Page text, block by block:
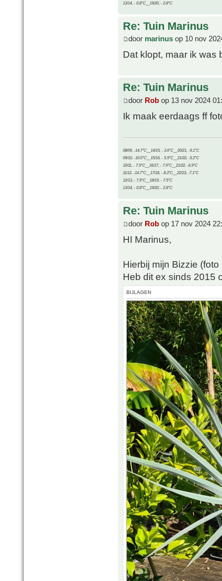
13/14, - 0.8°C__19/20, - 2.8°C
Re: Tuin Marinus
door marinus op 10 nov
Dat klopt, maar ik was
Re: Tuin Marinus
door Rob op 13 nov 2024
Ik maak eerdaags ff
08/09, -14.7°C__14/15, - 3.6°C__20/21, -9.1°C
09/10, -10.0°C__15/16, - 5.9°C__21/22, -5.2°C
10/11, - 7.9°C__16/17, - 7.9°C__21/22, -6.9°C
11/12, -14.7°C__17/18, - 8.3°C__22/23, -7.1°C
12/13, - 7.9°C__18/19, - 7.5°C
13/14, - 0.8°C__19/20, - 2.8°C
Re: Tuin Marinus
door Rob op 17 nov 2024
HI Marinus,
Hierbij mijn Bizzie
Heb dit ex sinds 2015
BIJLAGEN